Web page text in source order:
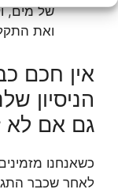
של מים,
ואת
אין חכם
הניסיון
גם אם לא
כשאנחנו
לאחר שכבר